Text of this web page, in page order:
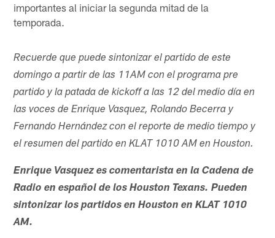
importantes al iniciar la segunda mitad de la
temporada.
Recuerde que puede sintonizar el partido de este
domingo a partir de las 11AM con el programa pre
partido y la patada de kickoff a las 12 del medio día en
las voces de Enrique Vasquez, Rolando Becerra y
Fernando Hernández con el reporte de medio tiempo y
el resumen del partido en KLAT 1010 AM en Houston.
Enrique Vasquez es comentarista en la Cadena de
Radio en español de los Houston Texans. Pueden
sintonizar los partidos en Houston en KLAT 1010
AM.